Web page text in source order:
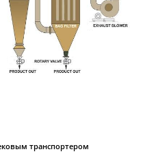
транспортером